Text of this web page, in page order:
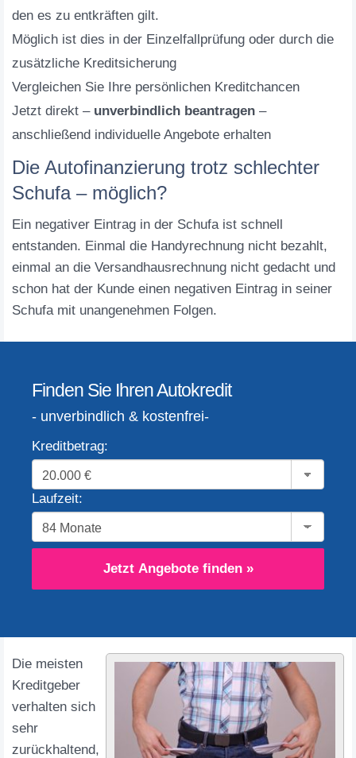
den es zu entkräften gilt.
Möglich ist dies in der Einzelfallprüfung oder durch die
zusätzliche Kreditsicherung
Vergleichen Sie Ihre persönlichen Kreditchancen
Jetzt direkt – unverbindlich beantragen –
anschließend individuelle Angebote erhalten
Die Autofinanzierung trotz schlechter
Schufa – möglich?
Ein negativer Eintrag in der Schufa ist schnell
entstanden. Einmal die Handyrechnung nicht bezahlt,
einmal an die Versandhausrechnung nicht gedacht und
schon hat der Kunde einen negativen Eintrag in seiner
Schufa mit unangenehmen Folgen.
Finden Sie Ihren Autokredit
- unverbindlich & kostenfrei-
Kreditbetrag:
Laufzeit:
Jetzt Angebote finden »
Die meisten
Kreditgeber
verhalten sich
sehr
zurückhaltend,